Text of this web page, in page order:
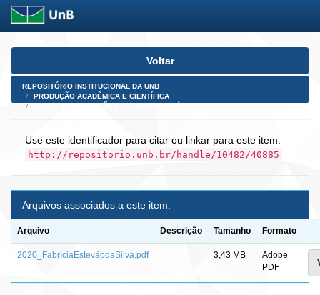
Skip
Voltar
REPOSITÓRIO INSTITUCIONAL DA UNB
PRODUÇÃO ACADÊMICA E CIENTÍFICA
Use este identificador para citar ou linkar para este item:
http://repositorio.unb.br/handle/10482/40885
Arquivos associados a este item:
Arquivo Descrição Tamanho Formato
2020_FabríciaEstevãodaSilva.pdf 3,43 MB
Adobe
PDF